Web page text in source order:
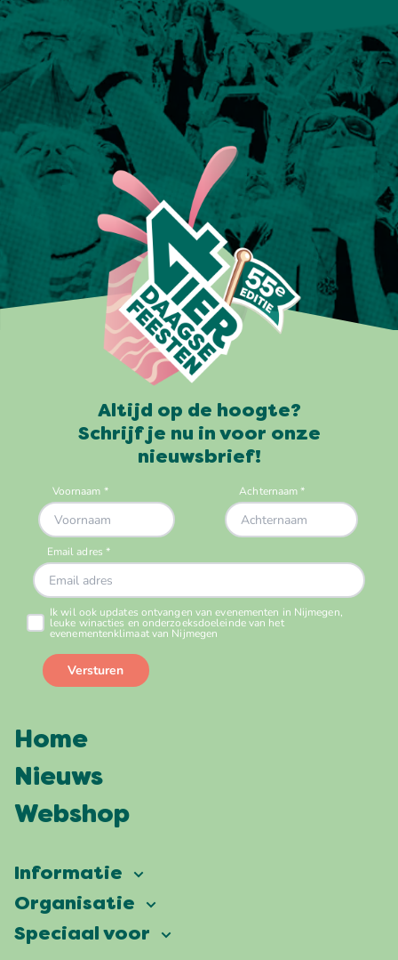
Altijd op de hoogte?
Schrijf je nu in voor onze
nieuwsbrief!
Home
Nieuws
Webshop
Informatie
Vierdaagsefeesten
Veelgestelde vragen
Organisatie
Onze ambitie
Speciaal voor